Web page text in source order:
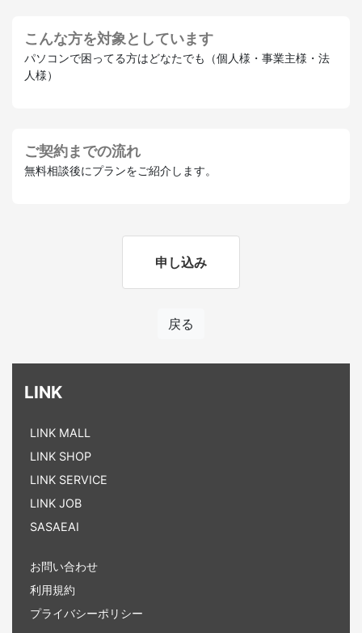
こんな方を対象としています
パソコンで困ってる方はどなたでも（個人様・事業主様・法
人様）
ご契約までの流れ
無料相談後にプランをご紹介します。
申し込み
戻る
LINK
LINK MALL
LINK SHOP
LINK SERVICE
LINK JOB
SASAEAI
お問い合わせ
利用規約
プライバシーポリシー